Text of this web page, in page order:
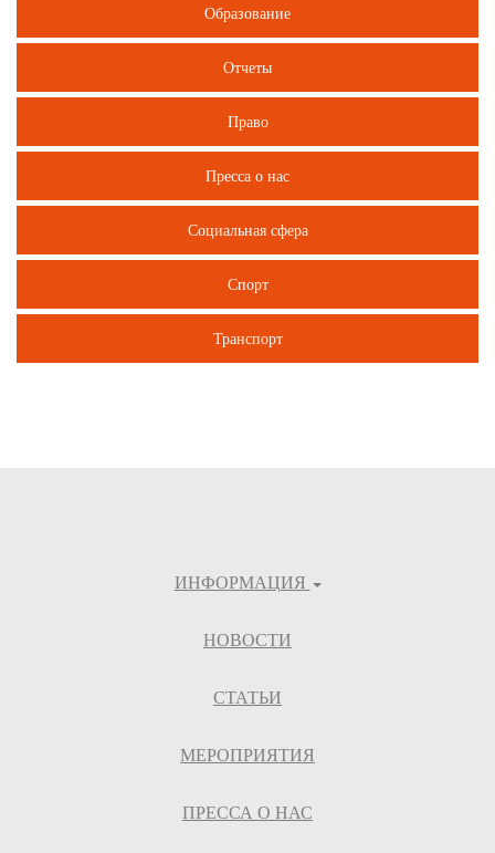
Образование
Отчеты
Право
Пресса о нас
Социальная сфера
Спорт
Транспорт
ИНФОРМАЦИЯ
НОВОСТИ
СТАТЬИ
МЕРОПРИЯТИЯ
ПРЕССА О НАС